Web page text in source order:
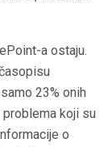
a ostaju.
23% onih
koji su
o